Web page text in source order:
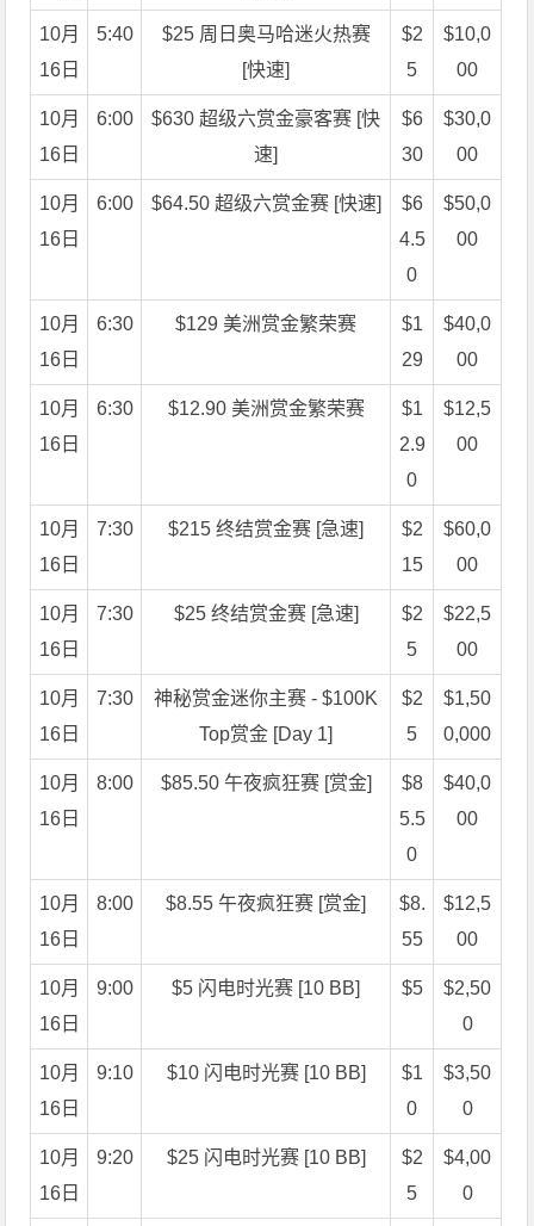
10月
16日
5:40
$25 周日奥马哈迷火热赛
[快速]
$2
5
$10,0
00
10月
16日
6:00
$630 超级六赏金豪客赛 [快
速]
$6
30
$30,0
00
10月
16日
6:00 $64.50 超级六赏金赛 [快速]
$6
4.5
0
$50,0
00
10月
16日
6:30 $129 美洲赏金繁荣赛
$1
29
$40,0
00
10月
16日
6:30 $12.90 美洲赏金繁荣赛
$1
2.9
0
$12,5
00
10月
16日
7:30 $215 终结赏金赛 [急速]
$2
15
$60,0
00
10月
16日
7:30 $25 终结赏金赛 [急速]
$2
5
$22,5
00
10月
16日
7:30
神秘赏金迷你主赛 - $100K
Top赏金 [Day 1]
$2
5
$1,50
0,000
10月
16日
8:00 $85.50 午夜疯狂赛 [赏金]
$8
5.5
0
$40,0
00
10月
16日
8:00 $8.55 午夜疯狂赛 [赏金]
$8.
55
$12,5
00
10月
16日
9:00 $5 闪电时光赛 [10 BB] $5
$2,50
0
10月
16日
9:10 $10 闪电时光赛 [10 BB]
$1
0
$3,50
0
10月
16日
9:20 $25 闪电时光赛 [10 BB]
$2
5
$4,00
0